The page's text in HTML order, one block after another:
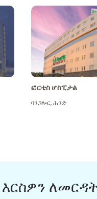
ፎርቲስ ሆስፒታል
ባንጋሎር,ሕንድ
እርስዎን